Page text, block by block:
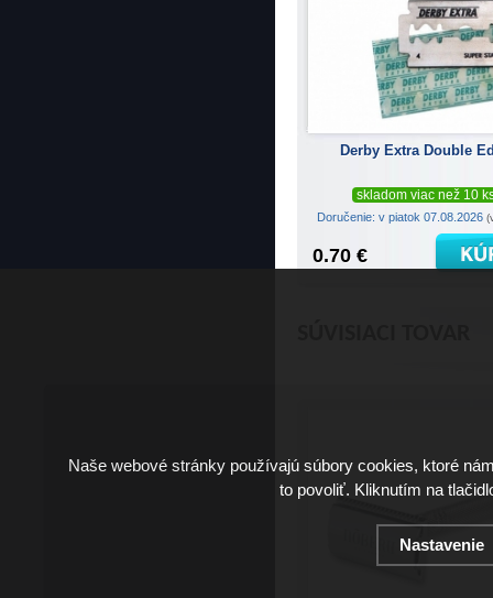
Derby Extra Double
skladom viac než 10
Doručenie: v piatok 07.08.2026
0.70 €
Naše webové stránky používajú súbory cookies, ktoré
to povoliť. Kliknutím na
Nastavenie